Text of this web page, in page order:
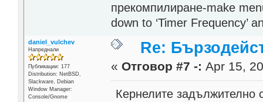
прекомпилиране-make
down to ‘Timer Frequency’
daniel_vulchev
Напреднали
Публикации: 177
Distribution: NetBSD,
Slackware, Debian
Window Manager:
Console/Gnome
Re:
« Отговор #7 -: Apr 15,
Кернелите задължително